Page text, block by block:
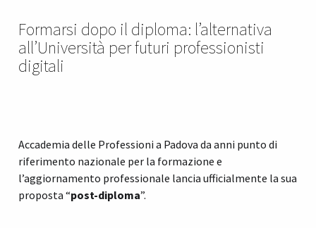
Formarsi dopo il diploma: l’alternativa
all’Università per futuri professionisti
digitali
Accademia delle Professioni a Padova da anni punto di
riferimento nazionale per la formazione e
l’aggiornamento professionale lancia ufficialmente la sua
proposta “post-diploma”.